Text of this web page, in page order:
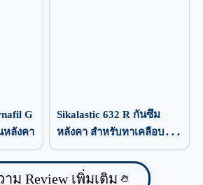
G
หลังคา
Sikalastic 632 R กันซึม
หลังคา สำหรับทาเคลือบ
ป้องกันน้ำรั่วซึม
ม Review เพิ่มเติม